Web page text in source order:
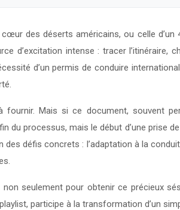
des déserts américains, ou celle
d’excitation intense : tracer
d’un permis de conduire
Mais si ce document, souvent
du processus, mais le début d’une
défis concrets : l’adaptation à la
seulement pour obtenir ce précieux
participe à la transformation d’un